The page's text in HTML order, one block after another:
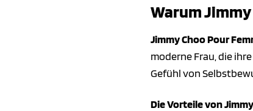
Warum
Jimmy Choo Pour
moderne Frau, die
Gefühl von
Die Vorteile von